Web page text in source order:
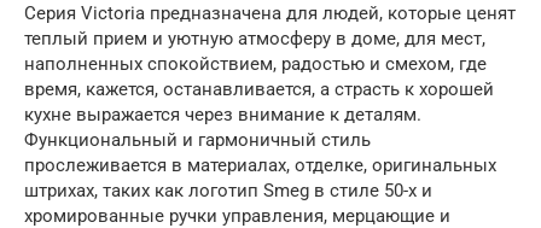
Серия Victoria предназначена для людей, которые ценят
теплый прием и уютную атмосферу в доме, для мест,
наполненных спокойствием, радостью и смехом, где
время, кажется, останавливается, а страсть к хорошей
кухне выражается через внимание к деталям.
Функциональный и гармоничный стиль
прослеживается в материалах, отделке, оригинальных
штрихах, таких как логотип Smeg в стиле 50-х и
хромированные ручки управления, мерцающие и